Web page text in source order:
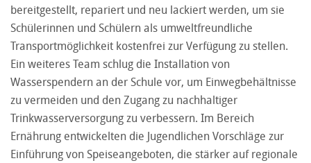
bereitgestellt, repariert und neu lackiert werden, um sie
Schülerinnen und Schülern als umweltfreundliche
Transportmöglichkeit kostenfrei zur Verfügung zu stellen.
Ein weiteres Team schlug die Installation von
Wasserspendern an der Schule vor, um Einwegbehältnisse
zu vermeiden und den Zugang zu nachhaltiger
Trinkwasserversorgung zu verbessern. Im Bereich
Ernährung entwickelten die Jugendlichen Vorschläge zur
Einführung von Speiseangeboten, die stärker auf regionale